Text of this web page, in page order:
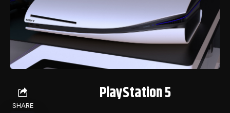
SHARE
PlayStation 5